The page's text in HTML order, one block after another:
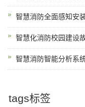
智慧消防全面感知安
智慧化消防校园建设
智慧消防智能分析系
tags标签